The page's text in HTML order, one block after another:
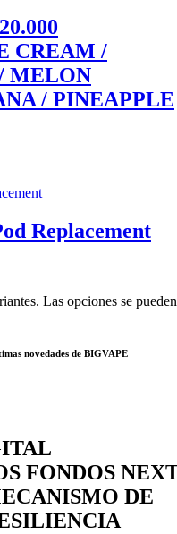
CREAM /
MELON
/ PINEAPPLE
Replacement
Las opciones se pueden
novedades de BIGVAPE
FONDOS
DE